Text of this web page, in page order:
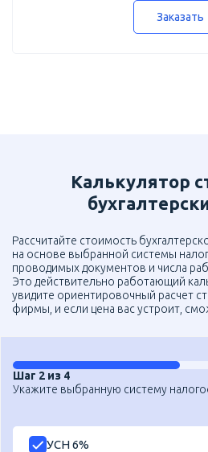
Заказать
Калькулятор
Рассчитайте стоимость
на основе выбранной системы
проводимых документов и числа
Это действительно работающий
увидите ориентировочный расчет
фирмы, и если цена вас устроит,
Шаг 2 из 4
Укажите выбранную систему
УСН 6%